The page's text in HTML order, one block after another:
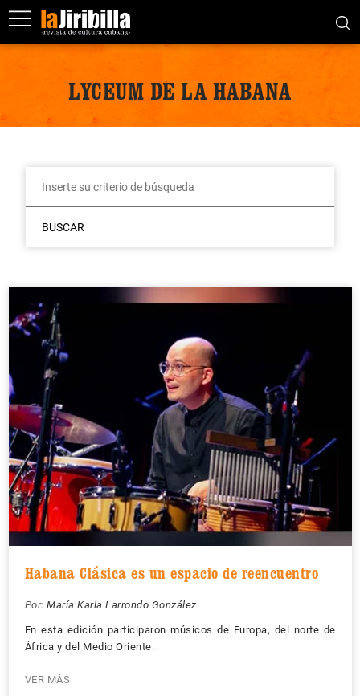
LYCEUM DE LA HABANA
BUSCAR
Habana Clásica es un espacio de reencuentro
Por: María Karla Larrondo González
En esta edición participaron músicos de Europa, del norte de
África y del Medio Oriente.
VER MÁS